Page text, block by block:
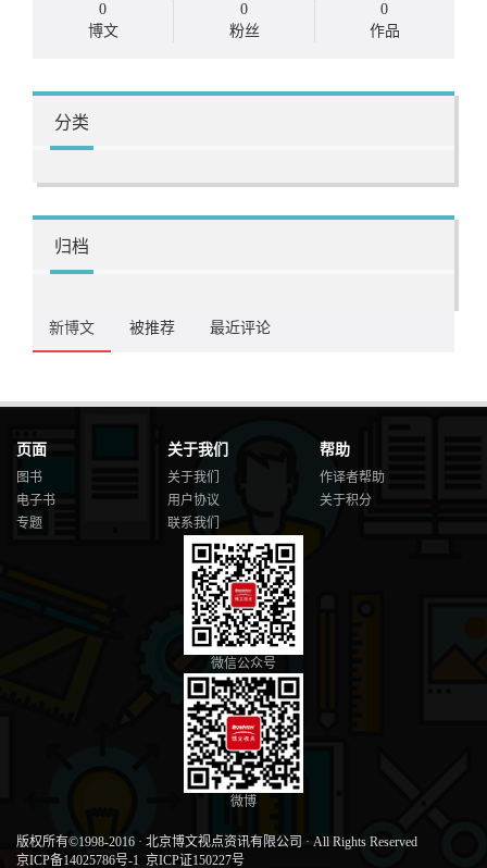
0
博文
0
粉丝
0
作品
分类
归档
新博文 被推荐 最近评论
页面
图书
电子书
专题
关于我们
关于我们
用户协议
联系我们
帮助
作译者帮助
关于积分
微信公众号
微博
版权所有©1998-2016 · 北京博文视点资讯有限公司 · All Rights Reserved
京ICP备14025786号-1 京ICP证150227号